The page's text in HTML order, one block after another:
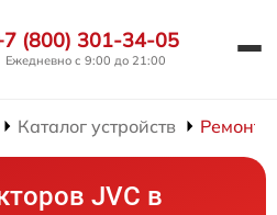
(800) 301-34-05
Ежедневно с 9:00 до 21:00
Каталог устройств Ремонт
JVC в